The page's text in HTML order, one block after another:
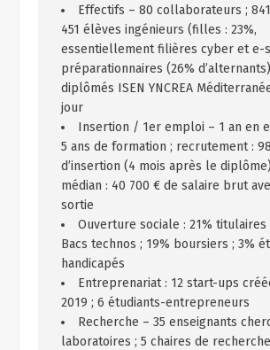
Effectifs – 80 collaborateurs ;
451 élèves ingénieurs (filles : 23%,
essentiellement filières cyber et e-
préparationnaires (26%
diplômés ISEN YNCREA
jour
Insertion / 1er emploi – 1 an en
5 ans de formation ; recrutement :
d’insertion (4 mois après le
médian : 40 700 € de salaire brut
sortie
Ouverture sociale : 21% titulaires
Bacs technos ; 19% boursiers ; 3%
handicapés
Entreprenariat : 12 start-ups
2019 ; 6 étudiants-entrepreneurs
Recherche – 35 enseignants
laboratoires ; 5 chaires de